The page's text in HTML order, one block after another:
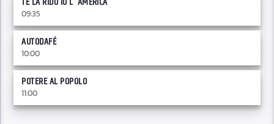
09:35
AUTODAFÉ
10:00
POTERE AL POPOLO
11:00